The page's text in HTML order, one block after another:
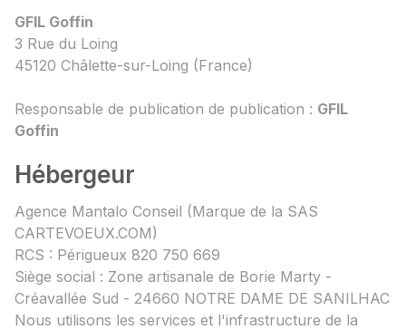
GFIL Goffin
3 Rue du Loing
45120 Châlette-sur-Loing (France)
Responsable de publication de publication : GFIL
Goffin
Hébergeur
Agence Mantalo Conseil (Marque de la SAS
CARTEVOEUX.COM)
RCS : Périgueux 820 750 669
Siège social : Zone artisanale de Borie Marty -
Créavallée Sud - 24660 NOTRE DAME DE SANILHAC
Nous utilisons les services et l'infrastructure de la